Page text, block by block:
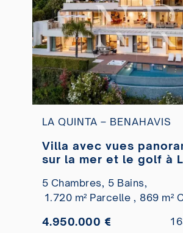
LA QUINTA – BENAHAVIS
Villa avec vues
sur la mer et le golf à
5 Chambres, 5 Bains,
1.720 m² Parcelle , 869 m²
4.950.000 €